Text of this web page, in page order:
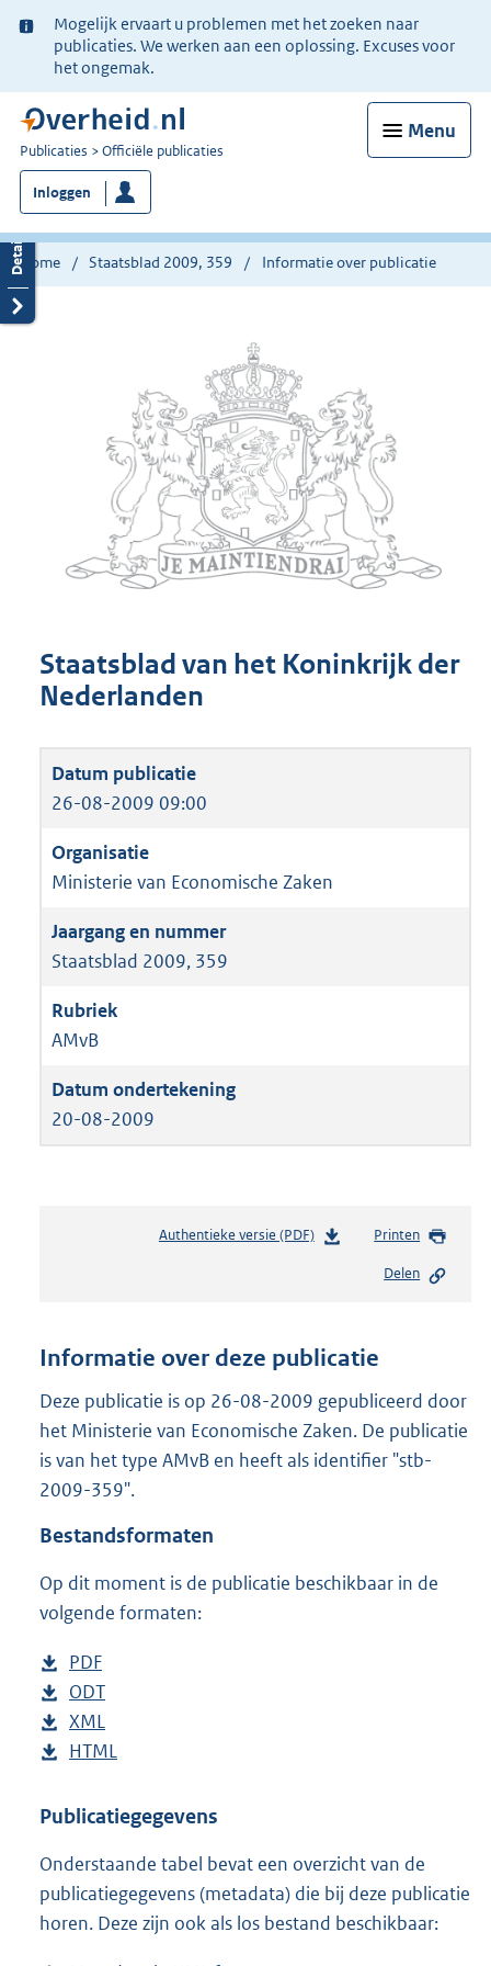
Ter
informatie:
Mogelijk ervaart u problemen met het zoeken naar
publicaties. We werken aan een oplossing. Excuses voor
het ongemak.
Menu
U
bent
nu
hier:
Publicaties Officiële publicaties
Inloggen
Home Staatsblad 2009, 359 Informatie over publicatie
Staatsblad van het Koninkrijk der
Nederlanden
26-08-2009 09:00
Ministerie van Economische Zaken
Staatsblad 2009, 359
AMvB
20-08-2009
Authentieke versie (PDF)b
n
s
r
o
:
Printen
Delen
Informatie over deze publicatie
Deze publicatie is op 26-08-2009 gepubliceerd door
het Ministerie van Economische Zaken. De publicatie
is van het type AMvB en heeft als identifier "stb-
2009-359".
Bestandsformaten
Op dit moment is de publicatie beschikbaar in de
volgende formaten:
D
o
w
n
o
d
p
u
PDF
e
s
t
n
s
g
r
D
o
w
l
a
d
p
ODT
s
a
d
s
g
D
o
n
o
a
d
XML
e
t
n
d
s
D
w
l
o
a
HTML
s
a
n
d
Publicatiegegevens
Onderstaande tabel bevat een overzicht van de
publicatiegegevens (metadata) die bij deze publicatie
horen. Deze zijn ook als los bestand beschikbaar: